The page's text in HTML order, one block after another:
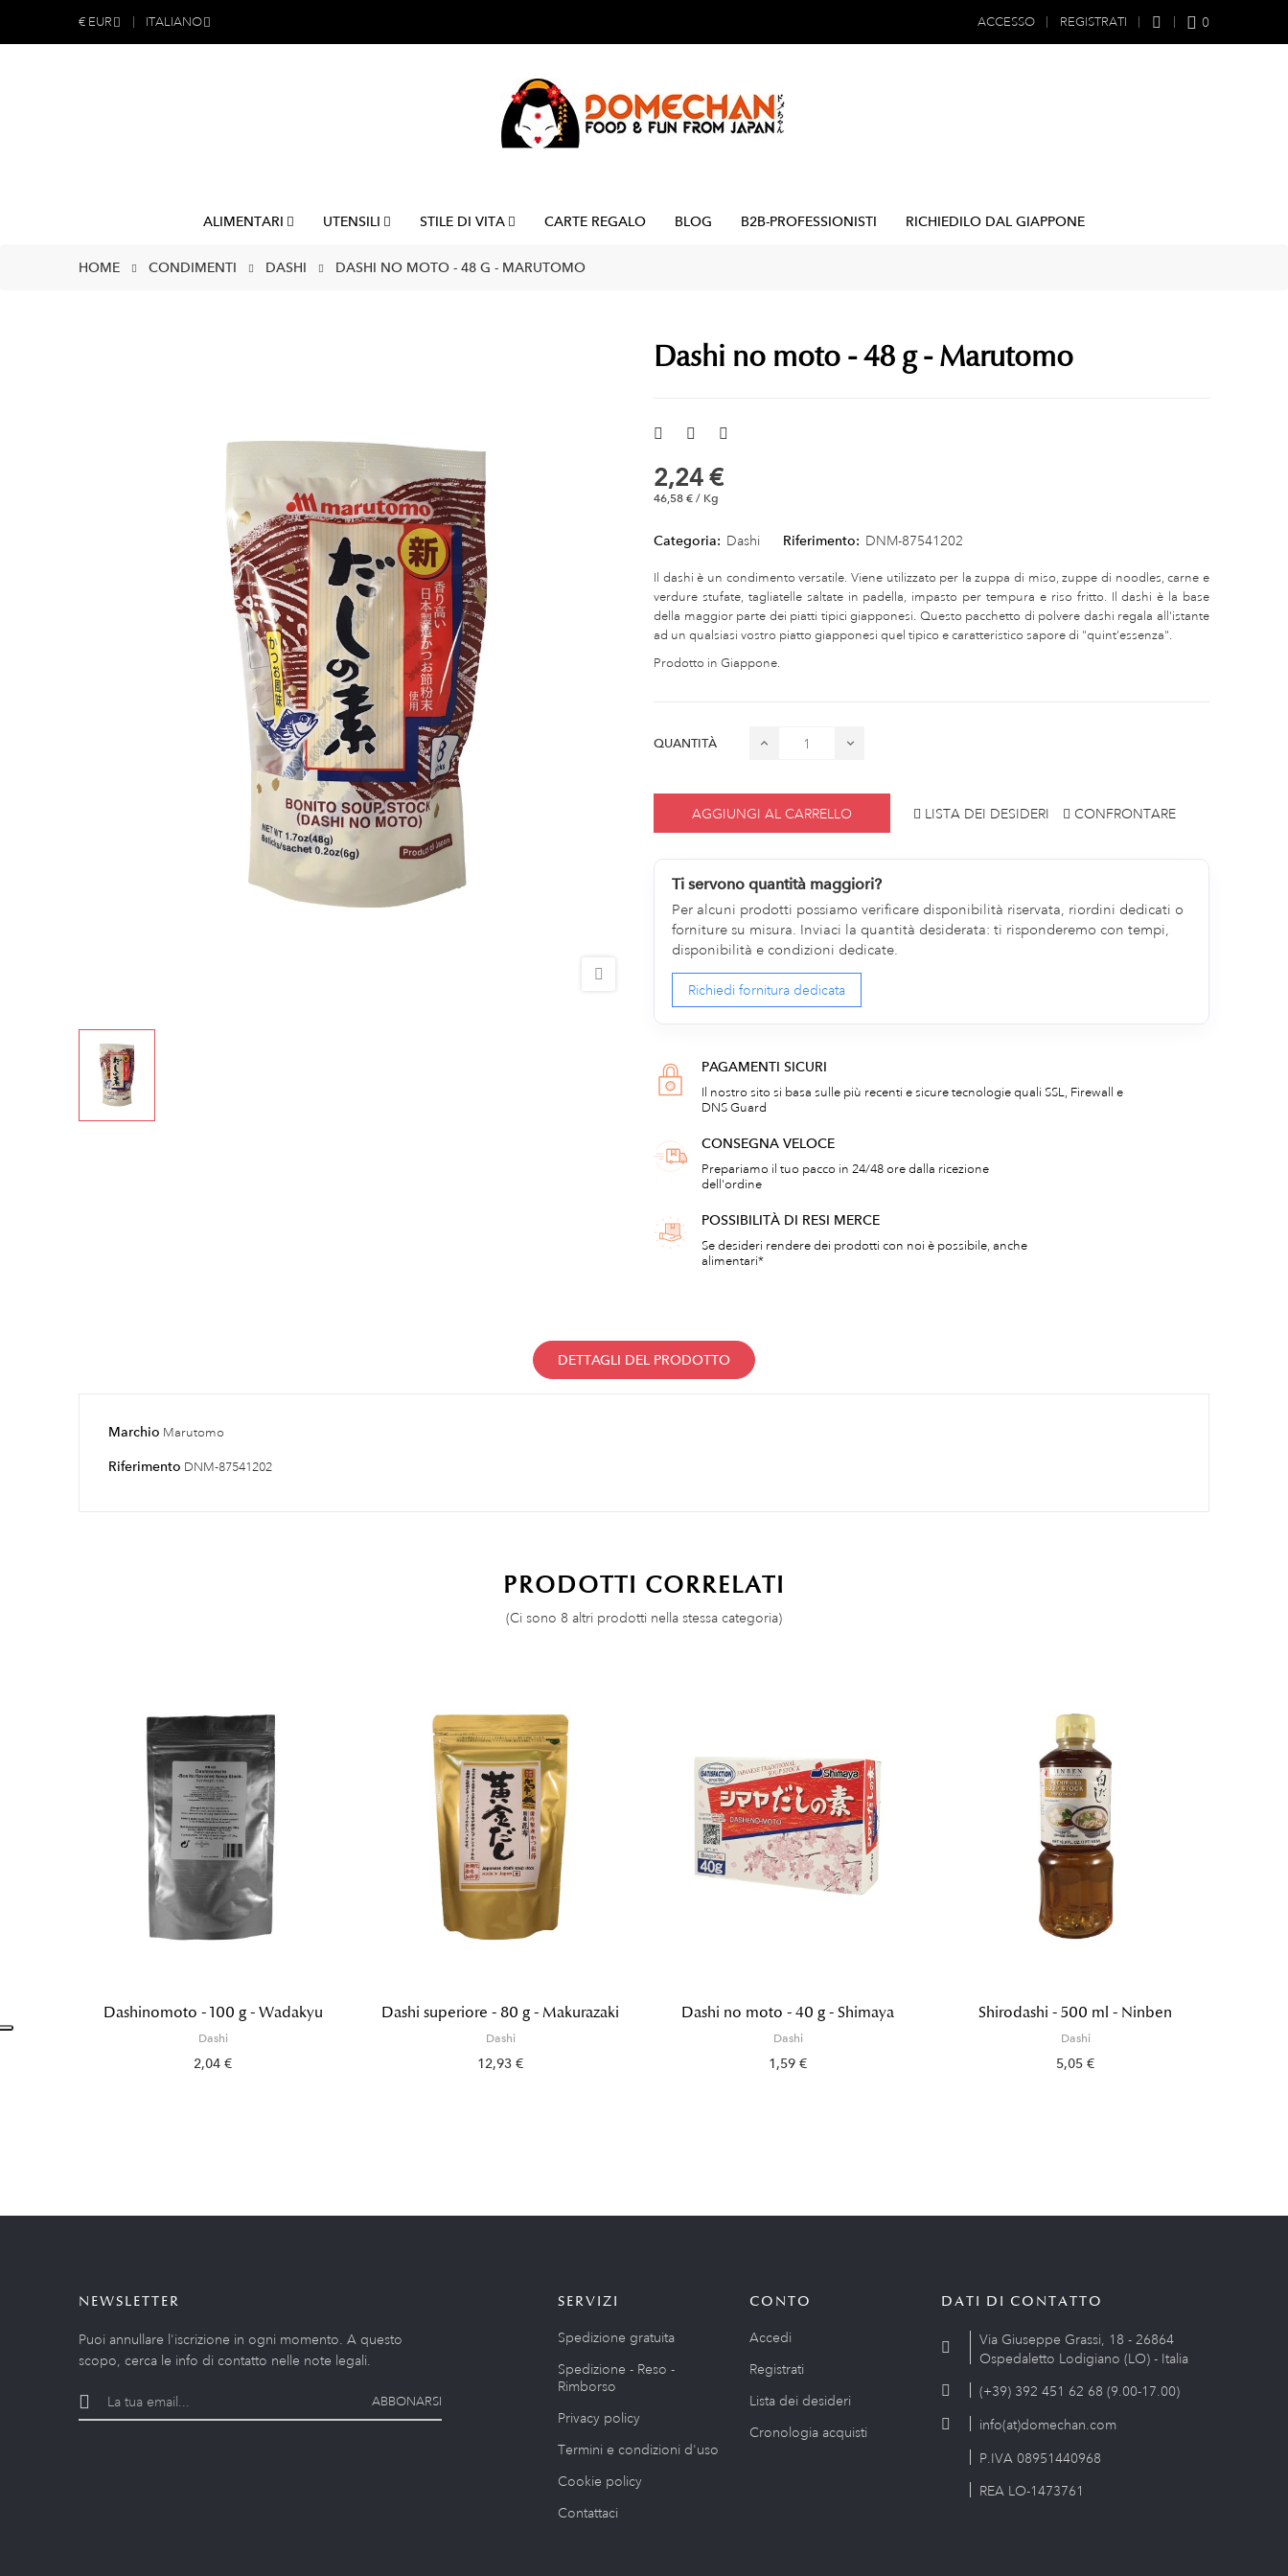
€ EUR ITALIANO ACCESSO REGISTRATI 0
ALIMENTARI UTENSILI STILE DI VITA CARTE REGALO BLOG B2B-PROFESSIONISTI RICHIEDILO DAL GIAPPONE
HOME CONDIMENTI DASHI DASHI NO MOTO - 48 G - MARUTOMO
Dashi no moto - 48 g - Marutomo
2,24 €
46,58 € / Kg
Categoria: Dashi Riferimento: DNM-87541202
Il dashi è un condimento versatile. Viene utilizzato per la zuppa di miso, zuppe di noodles, carne e
verdure stufate, tagliatelle saltate in padella, impasto per tempura e riso fritto. Il dashi è la base
della maggior parte dei piatti tipici giapponesi. Questo pacchetto di polvere dashi regala all'istante
ad un qualsiasi vostro piatto giapponesi quel tipico e caratteristico sapore di "quint'essenza".
Prodotto in Giappone.
QUANTITÀ
AGGIUNGI AL CARRELLO LISTA DEI DESIDERI CONFRONTARE
Ti servono quantità maggiori?
Per alcuni prodotti possiamo verificare disponibilità riservata, riordini dedicati o
forniture su misura. Inviaci la quantità desiderata: ti risponderemo con tempi,
disponibilità e condizioni dedicate.
Richiedi fornitura dedicata
PAGAMENTI SICURI
Il nostro sito si basa sulle più recenti e sicure tecnologie quali SSL, Firewall e
DNS Guard
CONSEGNA VELOCE
Prepariamo il tuo pacco in 24/48 ore dalla ricezione
dell'ordine
POSSIBILITÀ DI RESI MERCE
Se desideri rendere dei prodotti con noi è possibile, anche
alimentari*
DETTAGLI DEL PRODOTTO
Marchio Marutomo
Riferimento DNM-87541202
PRODOTTI CORRELATI
(Ci sono 8 altri prodotti nella stessa categoria)
Dashinomoto - 100 g - Wadakyu
Dashi
2,04 €
Dashi superiore - 80 g - Makurazaki
Dashi
12,93 €
Dashi no moto - 40 g - Shimaya
Dashi
1,59 €
Shirodashi - 500 ml - Ninben
Dashi
5,05 €
NEWSLETTER
Puoi annullare l'iscrizione in ogni momento. A questo
scopo, cerca le info di contatto nelle note legali.
ABBONARSI
SERVIZI
Spedizione gratuita
Spedizione - Reso -
Rimborso
Privacy policy
Termini e condizioni d'uso
Cookie policy
Contattaci
CONTO
Accedi
Registrati
Lista dei desideri
Cronologia acquisti
DATI DI CONTATTO
Via Giuseppe Grassi, 18 - 26864
Ospedaletto Lodigiano (LO) - Italia
(+39) 392 451 62 68 (9.00-17.00)
info(at)domechan.com
P.IVA 08951440968
REA LO-1473761